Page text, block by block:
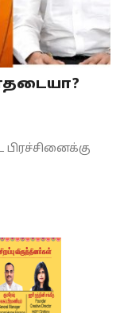
பிரச்சினைக்கு